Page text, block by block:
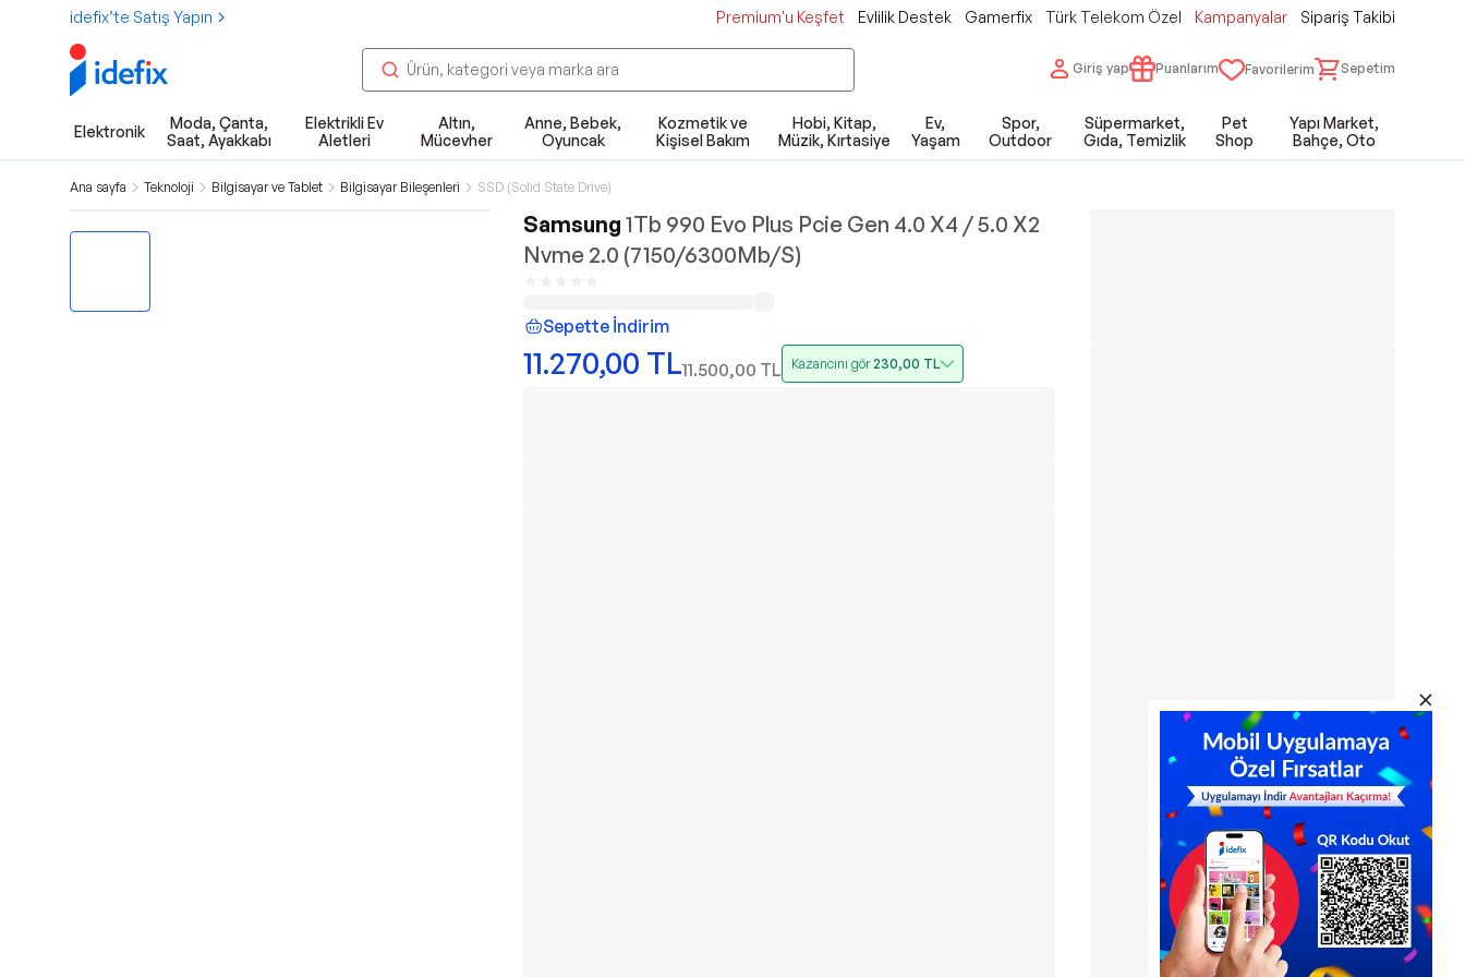
idefix’te Satış Yapın Premium'u Keşfet Evlilik Destek Gamerfix Türk Telekom Özel Kampanyalar Sipariş Takibi
Giriş yap Puanlarım Favorilerim Sepetim
Elektronik
Moda, Çanta,
Saat, Ayakkabı
Elektrikli Ev
Aletleri
Altın,
Mücevher
Anne, Bebek,
Oyuncak
Kozmetik ve
Kişisel Bakım
Hobi, Kitap,
Müzik, Kırtasiye
Ev,
Yaşam
Spor,
Outdoor
Süpermarket,
Gıda, Temizlik
Pet
Shop
Yapı Market,
Bahçe, Oto
Ana sayfa Teknoloji Bilgisayar ve Tablet Bilgisayar Bileşenleri SSD (Solid State Drive)
Samsung 1Tb 990 Evo Plus Pcie Gen 4.0 X4 / 5.0 X2
Nvme 2.0 (7150/6300Mb/S)
Sepette İndirim
11.270,00 TL11.500,00 TL Kazancını gör230,00 TL